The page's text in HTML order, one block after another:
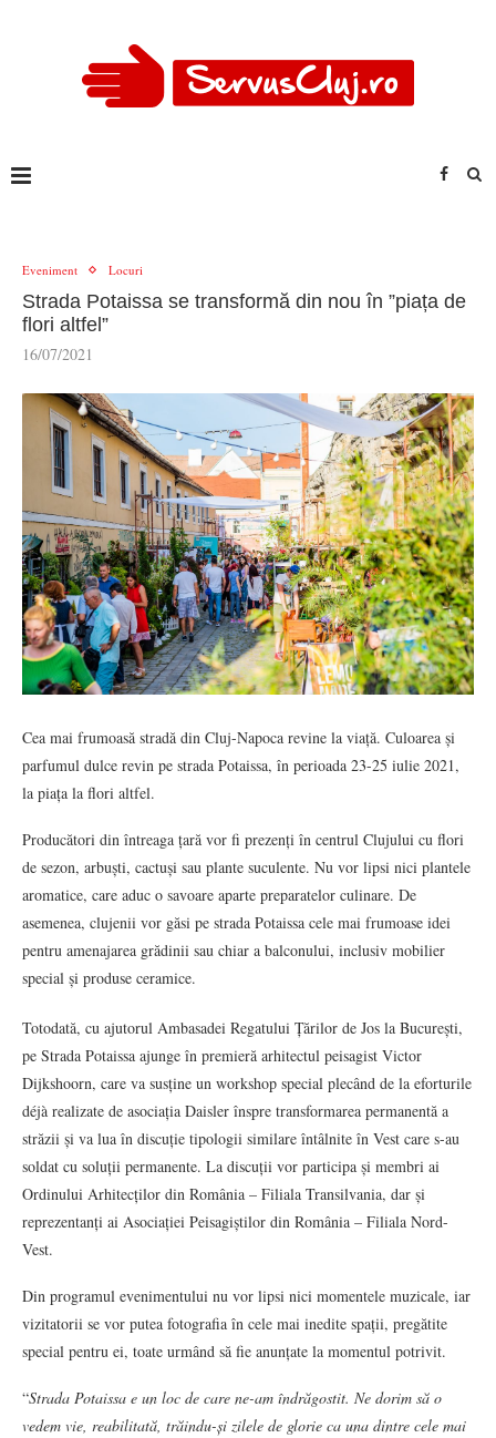
Eveniment Locuri
Strada Potaissa se transformă din nou în ”piața de
flori altfel”
16/07/2021
Cea mai frumoasă stradă din Cluj-Napoca revine la viață. Culoarea și
parfumul dulce revin pe strada Potaissa, în perioada 23-25 iulie 2021,
la piața la flori altfel.
Producători din întreaga țară vor fi prezenți în centrul Clujului cu flori
de sezon, arbuști, cactuși sau plante suculente. Nu vor lipsi nici plantele
aromatice, care aduc o savoare aparte preparatelor culinare. De
asemenea, clujenii vor găsi pe strada Potaissa cele mai frumoase idei
pentru amenajarea grădinii sau chiar a balconului, inclusiv mobilier
special și produse ceramice.
Totodată, cu ajutorul Ambasadei Regatului Țărilor de Jos la București,
pe Strada Potaissa ajunge în premieră arhitectul peisagist Victor
Dijkshoorn, care va susține un workshop special plecând de la eforturile
déjà realizate de asociația Daisler înspre transformarea permanentă a
străzii și va lua în discuție tipologii similare întâlnite în Vest care s-au
soldat cu soluții permanente. La discuții vor participa și membri ai
Ordinului Arhitecților din România – Filiala Transilvania, dar și
reprezentanți ai Asociației Peisagiștilor din România – Filiala Nord-
Vest.
Din programul evenimentului nu vor lipsi nici momentele muzicale, iar
vizitatorii se vor putea fotografia în cele mai inedite spații, pregătite
special pentru ei, toate urmând să fie anunțate la momentul potrivit.
“Strada Potaissa e un loc de care ne-am îndrăgostit. Ne dorim să o
vedem vie, reabilitată, trăindu-și zilele de glorie ca una dintre cele mai